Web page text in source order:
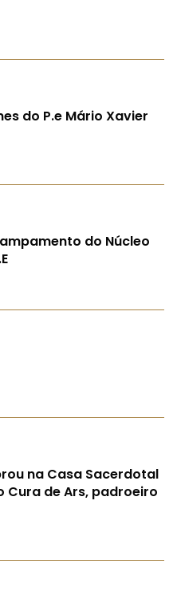
do P.e Mário Xavier
do Núcleo
na Casa Sacerdotal
Cura de Ars, padroeiro